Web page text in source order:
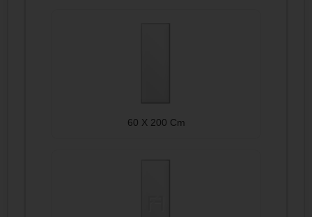
60 X 200 Cm